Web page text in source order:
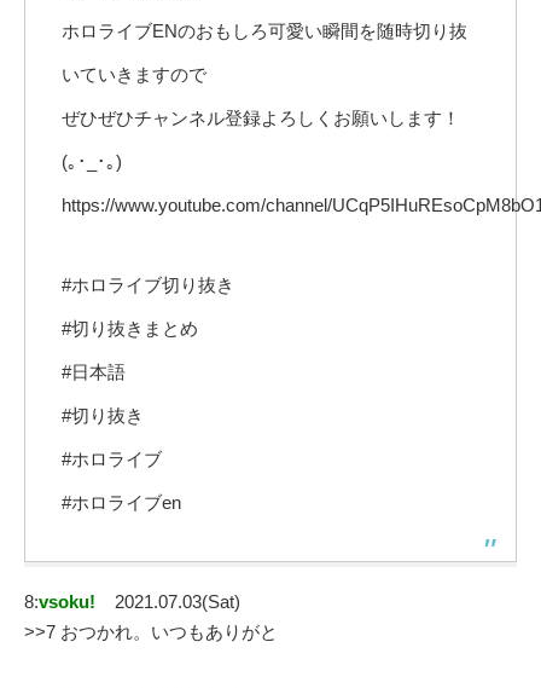
ホロライブENのおもしろ可愛い瞬間を随時切り抜
いていきますので
ぜひぜひチャンネル登録よろしくお願いします！
(｡･_･｡)
https://www.youtube.com/channel/
#ホロライブ切り抜き
#切り抜きまとめ
#日本語
#切り抜き
#ホロライブ
#ホロライブen
8:vsoku!
2021.07.03(Sat)
>>7 おつかれ。いつもありがと